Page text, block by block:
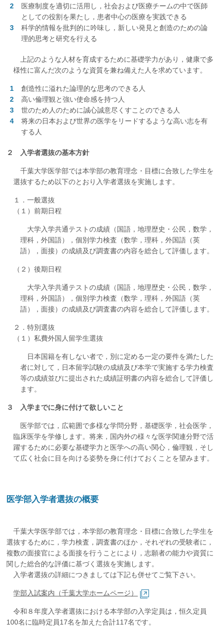
医療制度を適切に活用し，社会および医療チームの中で医師
としての役割を果たし，患者中心の医療を実践できる
科学的情報を批判的に吟味し，新しい発見と創造のための論
理的思考と研究を行える
上記のような人材を育成するために基礎学力があり，健康で多
様性に富んだ次のような資質を兼ね備えた人を求めています。
創造性に溢れた論理的な思考のできる人
高い倫理観と強い使命感を持つ人
世のため人のために誠心誠意尽くすことのできる人
将来の日本および世界の医学をリードするような高い志を有
する人
２ 入学者選抜の基本方針
千葉大学医学部では本学部の教育理念・目標に合致した学生を
選抜するため以下のとおり入学者選抜を実施します。
１．一般選抜
（１）前期日程
大学入学共通テストの成績（国語，地理歴史・公民，数学，
理科，外国語），個別学力検査（数学，理科，外国語（英
語），面接）の成績及び調査書の内容を総合して評価します。
（２）後期日程
大学入学共通テストの成績（国語，地理歴史・公民，数学，
理科，外国語），個別学力検査（数学，理科，外国語（英
語），面接）の成績及び調査書の内容を総合して評価します。
２．特別選抜
（１）私費外国人留学生選抜
日本国籍を有しない者で，別に定める一定の要件を満たした
者に対して，日本留学試験の成績及び本学で実施する学力検査
等の成績並びに提出された成績証明書の内容を総合して評価し
ます。
３ 入学までに身に付けて欲しいこと
医学部では，広範囲で多様な学問分野，基礎医学，社会医学，
臨床医学を学修します。将来，国内外の様々な医学関連分野で活
躍するために必要な基礎学力と医学への高い関心，倫理観，そし
て広く社会に目を向ける姿勢を身に付けておくことを望みます。
医学部入学者選抜の概要
千葉大学医学部では，本学部の教育理念・目標に合致した学生を
選抜するために，学力検査，調査書のほか，それぞれの受験者に，
複数の面接官による面接を行うことにより，志願者の能力や資質に
関した総合的な評価に基づく選抜を実施します。
入学者選抜の詳細につきましては下記も併せてご覧下さい。
学部入試案内（千葉大学ホームページ）
令和８年度入学者選抜における本学部の入学定員は，恒久定員
100名に臨時定員17名を加えた合計117名です。